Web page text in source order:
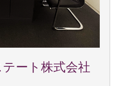
ート株式会社